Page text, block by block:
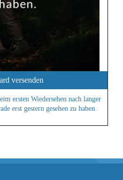
versenden
ersten Wiedersehen nach langer
erst gestern gesehen zu haben.